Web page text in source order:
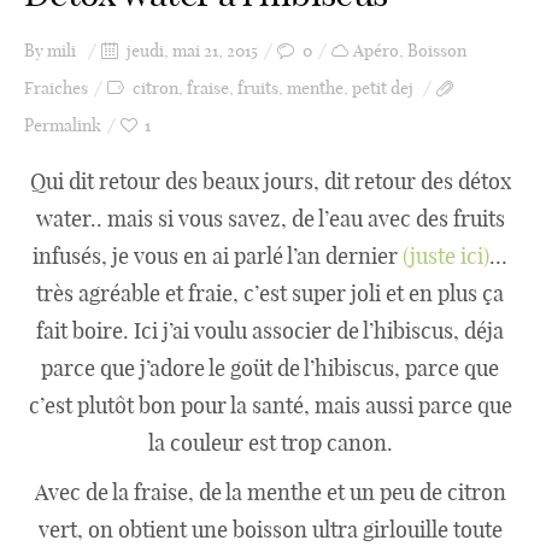
Bymili jeudi, mai 21, 2015 0 Apéro, Boisson
Fraiches
citron, fraise, fruits, menthe, petit dej
Permalink
1
Qui dit retour des beaux jours, dit retour des détox
water.. mais si vous savez, de l’eau avec des fruits
infusés, je vous en ai parlé l’an dernier(juste ici)…
très agréable et fraie, c’est super joli et en plus ça
fait boire. Ici j’ai voulu associer de l’hibiscus, déja
parce que j’adore le goüt de l’hibiscus, parce que
c’est plutôt bon pour la santé, mais aussi parce que
la couleur est trop canon.
Avec de la fraise, de la menthe et un peu de citron
vert, on obtient une boisson ultra girlouille toute